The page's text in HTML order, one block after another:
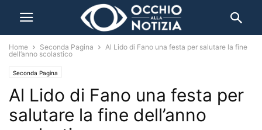
Home Seconda Pagina
Al Lido di Fano una festa per salutare la fine
dell’anno scolastico
Seconda Pagina
Al Lido di Fano una festa per
salutare la fine dell’anno